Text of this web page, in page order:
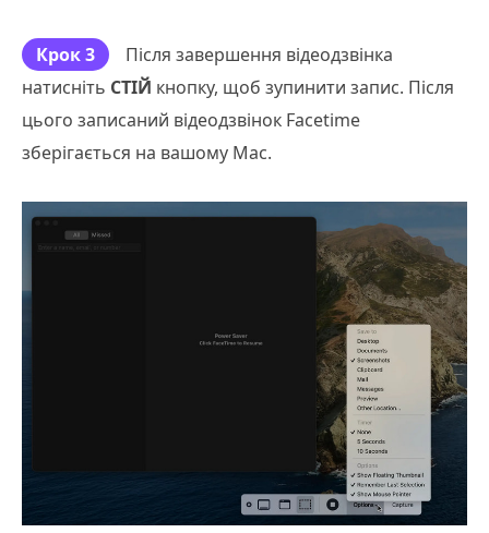
Крок 3
Після завершення відеодзвінка
натисніть СТІЙ кнопку, щоб зупинити запис. Після
цього записаний відеодзвінок Facetime
зберігається на вашому Mac.